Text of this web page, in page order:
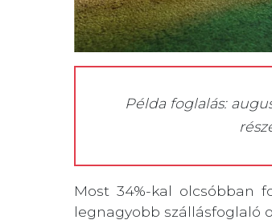
Példa foglalás:
Most 34%-kal olcsóbban
legnagyobb szállásfoglaló